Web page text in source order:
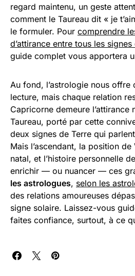
regard maintenu, un geste
comment le Taureau dit « je
le formuler. Pour comprendre
d’attirance entre tous les
guide complet vous apportera
Au fond, l’astrologie nous offre
lecture, mais chaque relation
Capricorne demeure l’attirance
Taureau, porté par cette
deux signes de Terre qui
Mais l’ascendant, la position
natal, et l’histoire personnelle
enrichir — ou nuancer — ces
les astrologues, selon les
des relations amoureuses
signe solaire. Laissez-vous
faites confiance, surtout, à ce